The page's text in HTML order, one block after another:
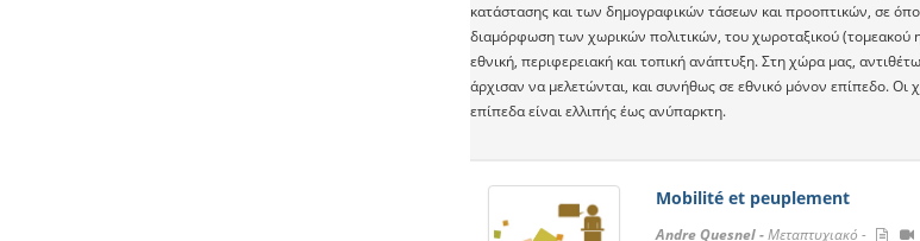
κατάστασης και των δημογραφικών τάσεων και προοπτικών, σε
διαμόρφωση των χωρικών πολιτικών, του χωροταξικού (τομεακού
εθνική, περιφερειακή και τοπική ανάπτυξη. Στη χώρα μας,
άρχισαν να μελετώνται, και συνήθως σε εθνικό μόνον επίπεδο. Οι
επίπεδα είναι ελλιπής έως ανύπαρκτη.
Mobilité et peuplement
Andre Quesnel -Μεταπτυχιακό -